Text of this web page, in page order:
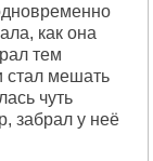
как она
тем
стал мешать
чуть
забрал у неё